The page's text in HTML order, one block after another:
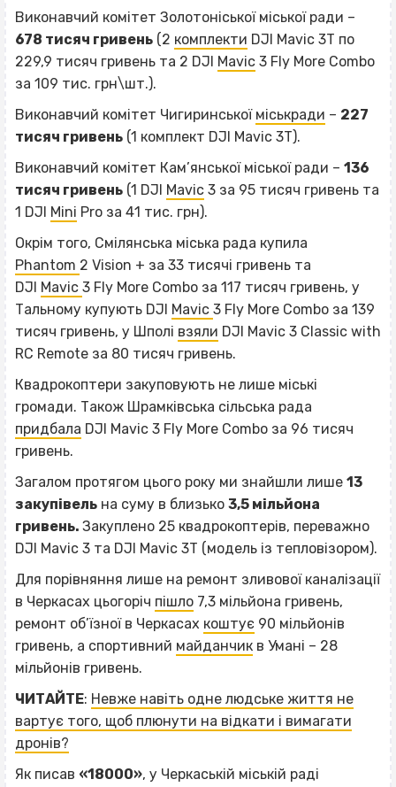
Виконавчий комітет Золотоніської міської ради –
678 тисяч гривень (2 комплекти DJI Mavic 3Т по
229,9 тисяч гривень та 2 DJI Mavic 3 Fly More Combo
за 109 тис. грн\шт.).
Виконавчий комітет Чигиринської міськради – 227
тисяч гривень (1 комплект DJI Mavic 3Т).
Виконавчий комітет Кам’янської міської ради – 136
тисяч гривень (1 DJI Mavic 3 за 95 тисяч гривень та
1 DJI Mini Pro за 41 тис. грн).
Окрім того, Смілянська міська рада купила
Phantom 2 Vision + за 33 тисячі гривень та
DJI Mavic 3 Fly More Combo за 117 тисяч гривень, у
Тальному купують DJI Mavic 3 Fly More Combo за 139
тисяч гривень, у Шполі взяли DJI Mavic 3 Classic with
RC Remote за 80 тисяч гривень.
Квадрокоптери закуповують не лише міські
громади. Також Шрамківська сільська рада
придбала DJI Mavic 3 Fly More Combo за 96 тисяч
гривень.
Загалом протягом цього року ми знайшли лише 13
закупівель на суму в близько 3,5 мільйона
гривень. Закуплено 25 квадрокоптерів, переважно
DJI Mavic 3 та DJI Mavic 3Т (модель із тепловізором).
Для порівняння лише на ремонт зливової каналізації
в Черкасах цьогоріч пішло 7,3 мільйона гривень,
ремонт об’їзної в Черкасах коштує 90 мільйонів
гривень, а спортивний майданчик в Умані – 28
мільйонів гривень.
ЧИТАЙТЕ: Невже навіть одне людське життя не
вартує того, щоб плюнути на відкати і вимагати
дронів?
Як писав «18000», у Черкаській міській раді